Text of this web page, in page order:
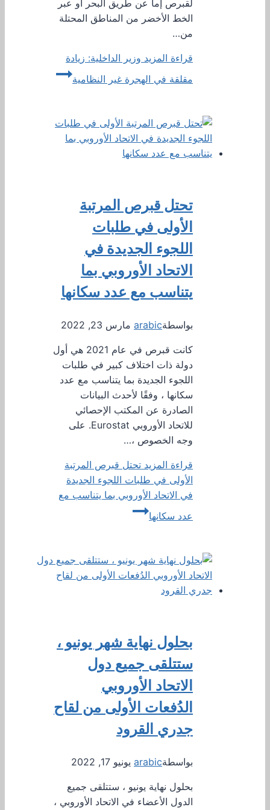
لقبرص إما عن طريق البحر أو عبر
الخط الأخضر من المناطق المحتلة
من…
قراءة المزيد وزير الداخلية: زيادة
مقلقة في الهجرة غير النظامية
تحتل قبرص المرتبة
الأولى في طلبات
اللجوء الجديدة في
الاتحاد الأوروبي بما
يتناسب مع عدد سكانها
بواسطةarabic مارس 23, 2022
كانت قبرص في عام 2021 هي أول
دولة ذات اختلاف كبير في طلبات
اللجوء الجديدة بما يتناسب مع عدد
سكانها ، وفقًا لأحدث البيانات
الصادرة عن المكتب الإحصائي
للاتحاد الأوروبي Eurostat. على
وجه الخصوص ،…
قراءة المزيد تحتل قبرص المرتبة
الأولى في طلبات اللجوء الجديدة
في الاتحاد الأوروبي بما يتناسب مع
عدد سكانها
بحلول نهاية شهر يونيو ،
ستتلقى جميع دول
الاتحاد الأوروبي
الدُفعات الأولى من لقاح
جدري القرود
بواسطةarabic يونيو 17, 2022
بحلول نهاية يونيو ، ستتلقى جميع
الدول الأعضاء في الاتحاد الأوروبي ،